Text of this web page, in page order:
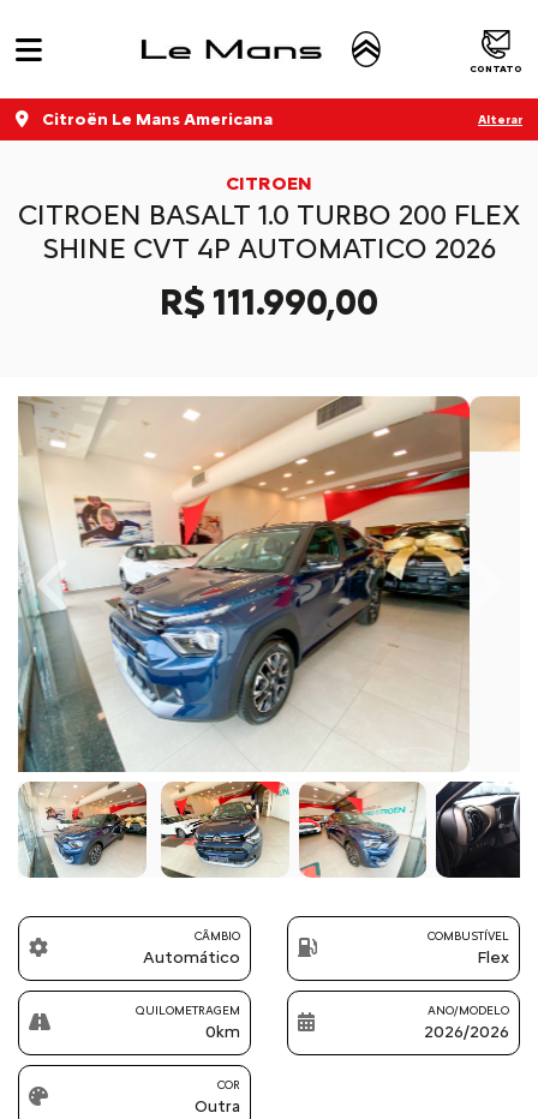
CONTATO
Citroën Le Mans Americana Alterar
CITROEN
CITROEN BASALT 1.0 TURBO 200 FLEX
SHINE CVT 4P AUTOMATICO 2026
R$ 111.990,00
Previous
CÂMBIO
Automático
COMBUSTÍVEL
Flex
QUILOMETRAGEM
0km
ANO/MODELO
2026/2026
COR
Outra